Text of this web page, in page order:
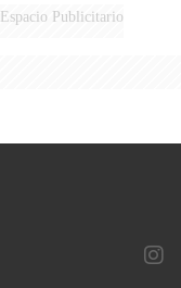
Espacio Publicitario